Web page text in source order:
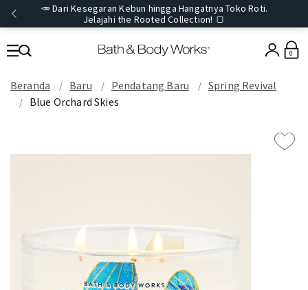
🥕 Dari Kesegaran Kebun hingga Hangatnya Toko Roti.
Jelajahi the Rooted Collection! 🍞
0
Beranda Baru Pendatang Baru
Spring Revival
Blue Orchard Skies